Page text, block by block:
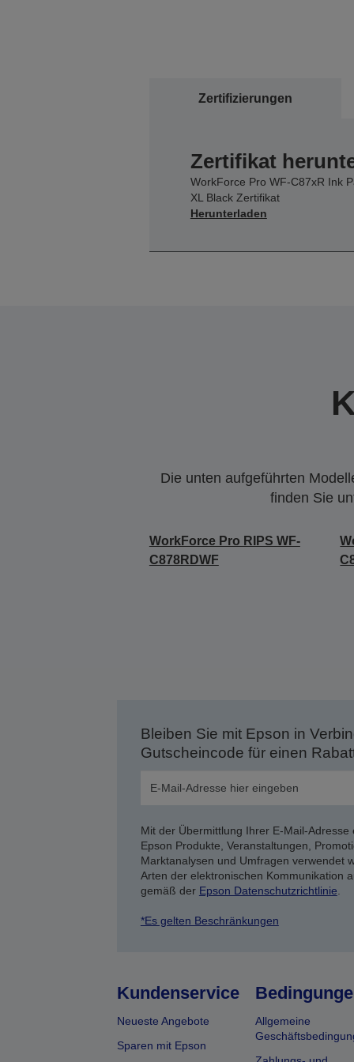
Zertifizierungen
Zertifikat
WorkForce Pro WF-C87xR Ink
XL Black Zertifikat
Herunterladen
Die unten aufgeführten
finden Sie
WorkForce Pro RIPS WF-
C878RDWF
Bleiben Sie mit Epson in
Gutscheincode für einen
Mit der Übermittlung Ihrer E-Mail-
Epson Produkte, Veranstaltungen,
Marktanalysen und Umfragen verwendet
Arten der elektronischen Kommunikation
gemäß der Epson Datenschutzrichtlinie
*Es gelten Beschränkungen
Kundenservice
Neueste Angebote
Sparen mit Epson
Allgemeine